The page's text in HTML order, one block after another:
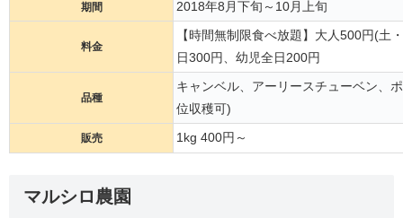
期間 2018年8月下旬～10月上旬
料金
【時間無制限食べ放題】大人500円(土
日300円、幼児全日200円
品種
キャンベル、アーリースチューベン、
位収穫可)
販売 1kg 400円～
マルシロ農園